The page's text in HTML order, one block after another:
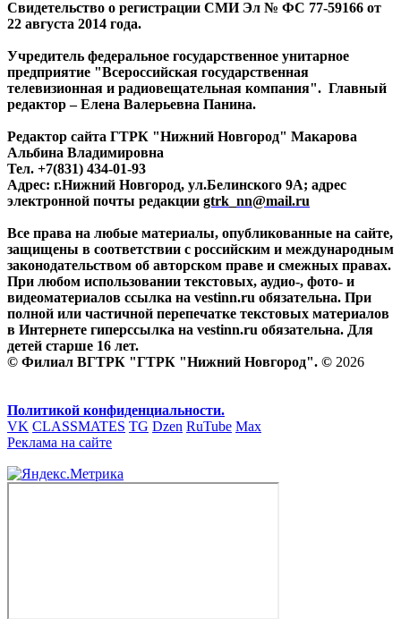
Свидетельство о регистрации СМИ Эл № ФС 77-59166 от
22 августа 2014 года.
Учредитель федеральное государственное унитарное
предприятие "Всероссийская государственная
телевизионная и радиовещательная компания". Главный
редактор – Елена Валерьевна Панина.
Редактор сайта ГТРК "Нижний Новгород" Макарова
Альбина Владимировна
Тел. +7(831) 434-01-93
Адрес: г.Нижний Новгород, ул.Белинского 9А; адрес
электронной почты редакции gtrk_nn@mail.ru
Все права на любые материалы, опубликованные на сайте,
защищены в соответствии с российским и международным
законодательством об авторском праве и смежных правах.
При любом использовании текстовых, аудио-, фото- и
видеоматериалов ссылка на vestinn.ru обязательна. При
полной или частичной перепечатке текстовых материалов
в Интернете гиперссылка на vestinn.ru обязательна. Для
детей старше 16 лет.
© Филиал ВГТРК "ГТРК "Нижний Новгород". © 2026
Политикой конфиденциальности.
VK CLASSMATES TG Dzen RuTube Max
Реклама на сайте